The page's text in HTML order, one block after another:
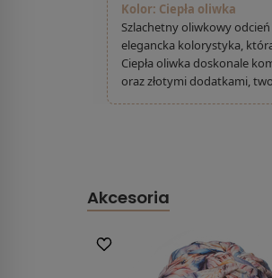
Kolor: Ciepła oliwka
Szlachetny oliwkowy
elegancka kolorystyka,
Ciepła oliwka doskonale
oraz złotymi dodatkami,
Akcesoria